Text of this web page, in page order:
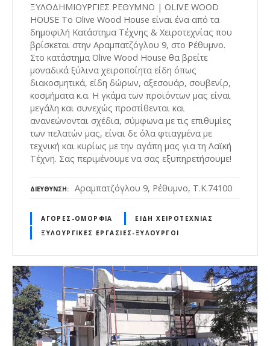
ΞΥΛΟΔΗΜΙΟΥΡΓΙΕΣ ΡΕΘΥΜΝΟ | OLIVE WOOD
HOUSE Το Olive Wood House είναι ένα από τα
δημοφιλή Κατάστημα Τέχνης & Χειροτεχνίας που
βρίσκεται στην Αραμπατζόγλου 9, στο Ρέθυμνο.
Στο κατάστημα Olive Wood House θα βρείτε
μοναδικά ξύλινα χειροποίητα είδη όπως
διακοσμητικά, είδη δώρων, αξεσουάρ, σουβενίρ,
κοσμήματα κ.α. Η γκάμα των προϊόντων μας είναι
μεγάλη και συνεχώς προστίθενται και
ανανεώνονται σχέδια, σύμφωνα με τις επιθυμίες
των πελατών μας, είναι δε όλα φτιαγμένα με
τεχνική και κυρίως με την αγάπη μας για τη Λαϊκή
Τέχνη. Σας περιμένουμε να σας εξυπηρετήσουμε!
ΔΙΕΎΘΥΝΣΗ Αραμπατζόγλου 9, Ρέθυμνο, Τ.Κ.74100
ΑΓΟΡΈΣ-ΟΜΟΡΦΙΆ
ΕΊΔΗ ΧΕΙΡΟΤΕΧΝΊΑΣ
ΞΥΛΟΥΡΓΙΚΈΣ ΕΡΓΑΣΊΕΣ-ΞΥΛΟΥΡΓΟΊ